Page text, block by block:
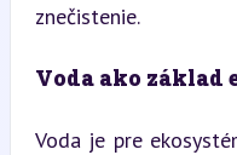
znečistenie.
Voda ako základ
Voda je pre